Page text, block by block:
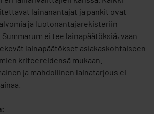
lainanantajat ja pankit ovat
ja luotonantajarekisteriin
ei tee lainapäätöksiä, vaan
lainapäätökset asiakaskohtaiseen
kriteereidensä mukaan.
ja mahdollinen lainatarjous ei